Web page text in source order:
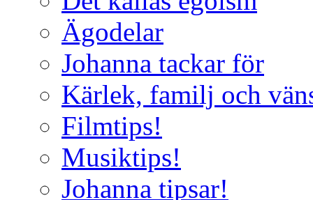
Ägodelar
Johanna tackar för
Kärlek, familj och
Filmtips!
Musiktips!
Johanna tipsar!